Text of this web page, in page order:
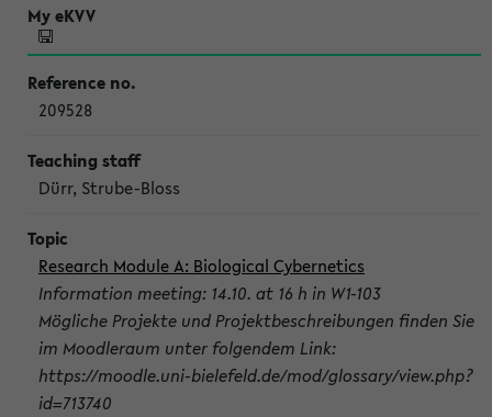
209528
Dürr, Strube-Bloss
Research Module A: Biological Cybernetics
Information meeting: 14.10. at 16 h in W1-103
Mögliche Projekte und Projektbeschreibungen finden Sie
im Moodleraum unter folgendem Link:
https://moodle.uni-bielefeld.de/mod/glossary/view.php?
id=713740